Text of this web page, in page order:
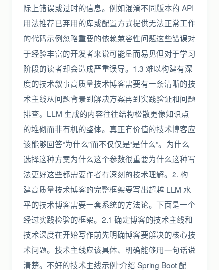
际上错误或过时的信息。例如混淆不同版本的 API
用法推荐已弃用的库或配置方式提供无法正常工作
的代码示例忽略重要的依赖兼容性问题这些错误对
于经验丰富的开发者来说可能显而易见但对于学习
阶段的读者却会造成严重误导。1.3 难以构建有深
度的技术叙事高质量技术博客需要有一条清晰的技
术主线从问题背景到解决方案再到实践验证和问题
排查。LLM 生成的内容往往结构松散更像知识点
的堆砌而非有机的整体。真正有价值的技术博客应
该能够回答“为什么”而不仅仅是“是什么”。为什么
选择这种方案为什么这个参数很重要为什么这种写
法更好这些都需要作者有深刻的技术理解。2. 构
建高质量技术博客的完整框架要写出超越 LLM 水
平的技术博客需要一套系统的方法论。下面是一个
经过实践检验的框架。2.1 确定博客的技术主线和
技术深度在开始写作前先明确博客要解决的核心技
术问题。技术主线应该具体、明确能够用一句话说
清楚。不好的技术主线示例“介绍 Spring Boot 配